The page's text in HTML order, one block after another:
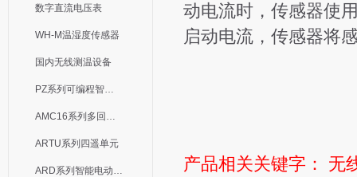
数字直流电压表
WH-M温湿度传感器
国内无线测温设备
PZ系列可编程智能表
AMC16系列多回路监控装置
ARTU系列四遥单元
ARD系列智能电动机保护器
动电流时，传感器使
启动电流，传感器将
产品相关关键字： 无